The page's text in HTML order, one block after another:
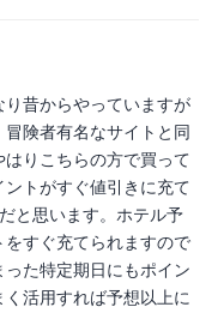
昔からやっていますが
険者有名なサイトと同
りこちらの方で買って
トがすぐ値引きに充て
と思います。ホテル予
すぐ充てられますので
た特定期日にもポイン
く活用すれば予想以上に